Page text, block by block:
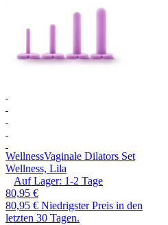
WellnessVaginale Dilators Set
Wellness, Lila
Auf Lager: 1-2 Tage
80,95 €
80,95 € Niedrigster Preis in den
letzten 30 Tagen.